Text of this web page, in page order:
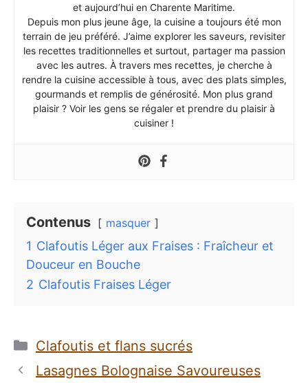
et aujourd’hui en Charente Maritime.
Depuis mon plus jeune âge, la cuisine a toujours été mon
terrain de jeu préféré. J’aime explorer les saveurs, revisiter
les recettes traditionnelles et surtout, partager ma passion
avec les autres. À travers mes recettes, je cherche à
rendre la cuisine accessible à tous, avec des plats simples,
gourmands et remplis de générosité. Mon plus grand
plaisir ? Voir les gens se régaler et prendre du plaisir à
cuisiner !
Contenus masquer
1 Clafoutis Léger aux Fraises : Fraîcheur et
Douceur en Bouche
2 Clafoutis Fraises Léger
Catégories
Clafoutis et flans sucrés
Lasagnes Bolognaise Savoureuses